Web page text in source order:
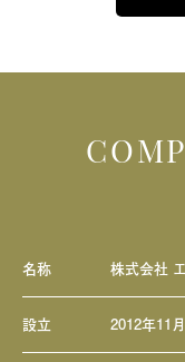
名称 株式会社
設立 2012年11月